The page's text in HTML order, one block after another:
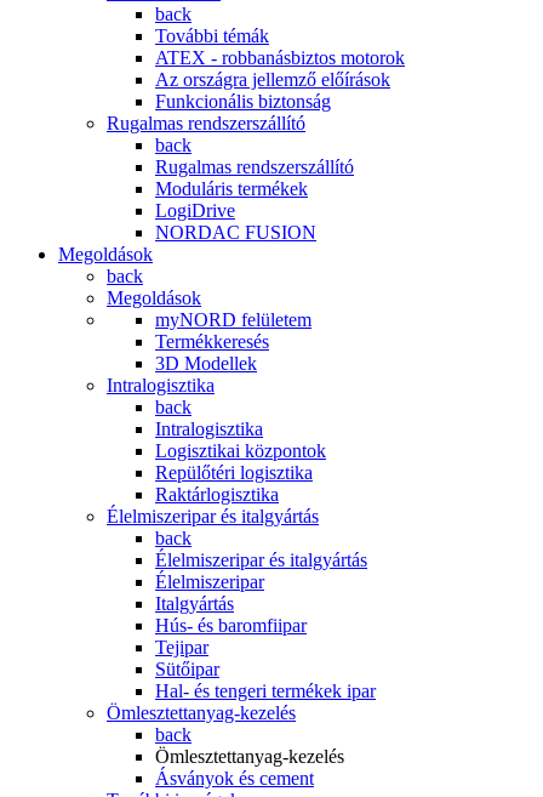
back
További témák
ATEX - robbanásbiztos motorok
Az országra jellemző előírások
Funkcionális biztonság
Rugalmas rendszerszállító
back
Rugalmas rendszerszállító
Moduláris termékek
LogiDrive
NORDAC FUSION
Megoldások
back
Megoldások
myNORD felületem
Termékkeresés
3D Modellek
Intralogisztika
back
Intralogisztika
Logisztikai központok
Repülőtéri logisztika
Raktárlogisztika
Élelmiszeripar és italgyártás
back
Élelmiszeripar és italgyártás
Élelmiszeripar
Italgyártás
Hús- és baromfiipar
Tejipar
Sütőipar
Hal- és tengeri termékek ipar
Ömlesztettanyag-kezelés
back
Ömlesztettanyag-kezelés
Ásványok és cement